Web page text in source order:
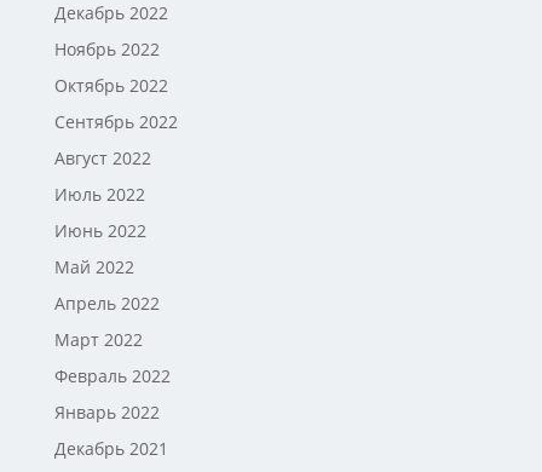
Декабрь 2022
Ноябрь 2022
Октябрь 2022
Сентябрь 2022
Август 2022
Июль 2022
Июнь 2022
Май 2022
Апрель 2022
Март 2022
Февраль 2022
Январь 2022
Декабрь 2021